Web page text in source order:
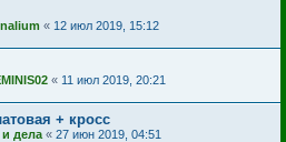
« 12 июл 2019, 15:12
« 11 июл 2019, 20:21
+ кросс
дела « 27 июн 2019, 04:51